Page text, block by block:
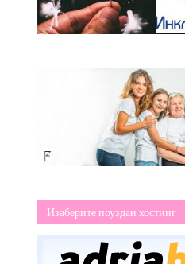
Изаберите поуздан хостинг